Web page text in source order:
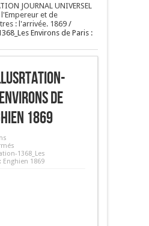
JOURNAL UNIVERSEL
et de
: l'arrivée. 1869/
Environs de Paris :
de
1869
1368_Les
Enghien 1869